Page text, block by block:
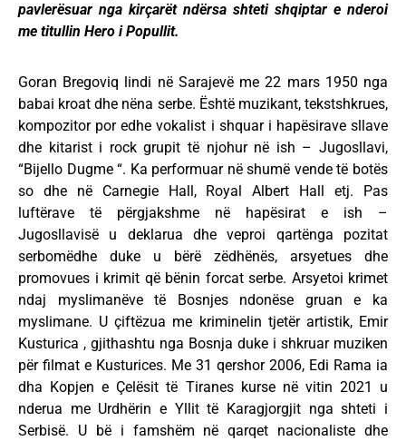
pavlerësuar nga kirçarët ndërsa shteti shqiptar e nderoi
me titullin Hero i Popullit.
Goran Bregoviq lindi në Sarajevë me 22 mars 1950 nga
babai kroat dhe nëna serbe. Është muzikant, tekstshkrues,
kompozitor por edhe vokalist i shquar i hapësirave sllave
dhe kitarist i rock grupit të njohur në ish – Jugosllavi,
“Bijello Dugme “. Ka performuar në shumë vende të botës
so dhe në Carnegie Hall, Royal Albert Hall etj. Pas
luftërave të përgjakshme në hapësirat e ish –
Jugosllavisë u deklarua dhe veproi qartënga pozitat
serbomëdhe duke u bërë zëdhënës, arsyetues dhe
promovues i krimit që bënin forcat serbe. Arsyetoi krimet
ndaj myslimanëve të Bosnjes ndonëse gruan e ka
myslimane. U çiftëzua me kriminelin tjetër artistik, Emir
Kusturica , gjithashtu nga Bosnja duke i shkruar muziken
për filmat e Kusturices. Me 31 qershor 2006, Edi Rama ia
dha Kopjen e Çelësit të Tiranes kurse në vitin 2021 u
nderua me Urdhërin e Yllit të Karagjorgjit nga shteti i
Serbisë. U bë i famshëm në qarqet nacionaliste dhe